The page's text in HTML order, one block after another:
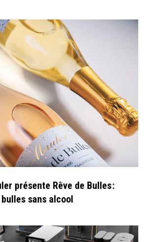
:
sans alcool